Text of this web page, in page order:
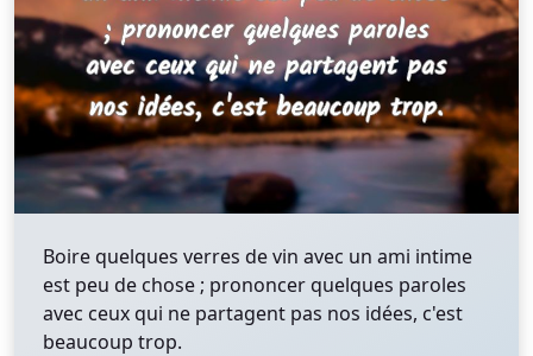
Boire quelques verres de vin avec un ami intime
est peu de chose ; prononcer quelques paroles
avec ceux qui ne partagent pas nos idées, c'est
beaucoup trop.